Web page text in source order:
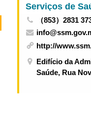
Serviços de
（853）2831
http://
Edifício da
Saúde, Rua